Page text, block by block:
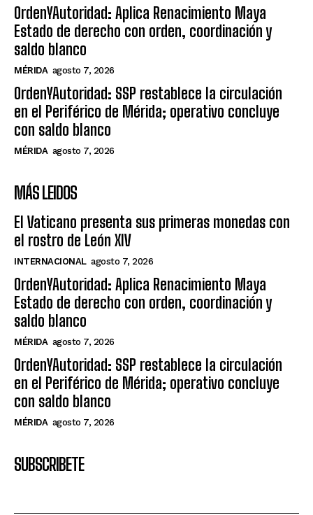
OrdenYAutoridad: Aplica Renacimiento Maya
Estado de derecho con orden, coordinación y
saldo blanco
MÉRIDA agosto 7, 2026
OrdenYAutoridad: SSP restablece la circulación
en el Periférico de Mérida; operativo concluye
con saldo blanco
MÉRIDA agosto 7, 2026
MÁS LEIDOS
El Vaticano presenta sus primeras monedas con
el rostro de León XIV
INTERNACIONAL agosto 7, 2026
OrdenYAutoridad: Aplica Renacimiento Maya
Estado de derecho con orden, coordinación y
saldo blanco
MÉRIDA agosto 7, 2026
OrdenYAutoridad: SSP restablece la circulación
en el Periférico de Mérida; operativo concluye
con saldo blanco
MÉRIDA agosto 7, 2026
SUBSCRIBETE